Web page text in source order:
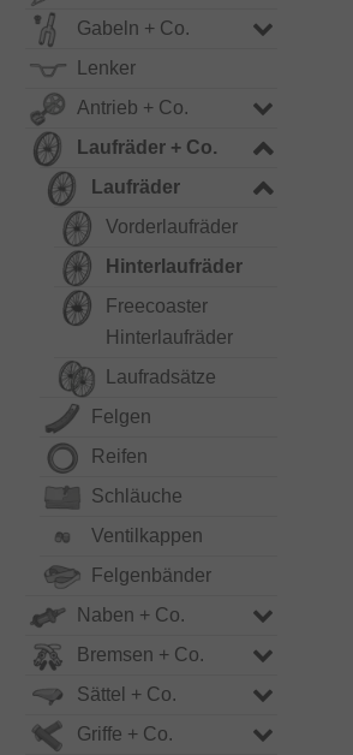
Gabeln + Co.
Lenker
Antrieb + Co.
Laufräder + Co.
Laufräder
Vorderlaufräder
Hinterlaufräder
Freecoaster
Hinterlaufräder
Laufradsätze
Felgen
Reifen
Schläuche
Ventilkappen
Felgenbänder
Naben + Co.
Bremsen + Co.
Sättel + Co.
Griffe + Co.